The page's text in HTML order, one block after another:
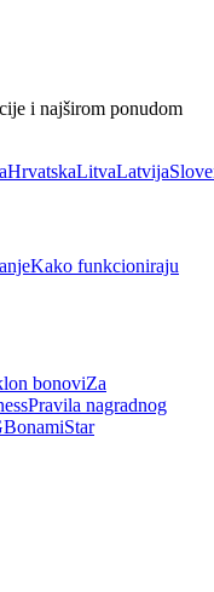
i najširom ponudom
HrvatskaLitvaLatvija
Kako funkcioniraju
bonoviZa
Pravila nagradnog
BonamiStar